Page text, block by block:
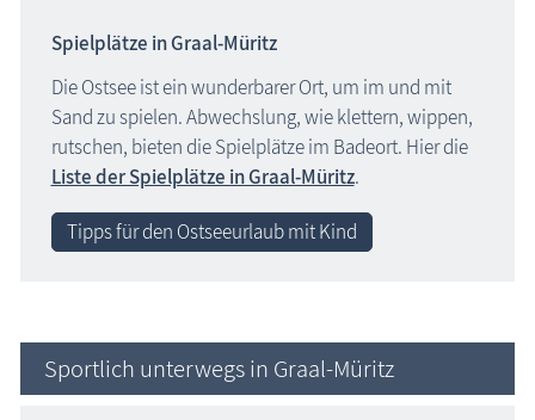
Spielplätze in Graal-Müritz
Die Ostsee ist ein wunderbarer Ort, um im und mit
Sand zu spielen. Abwechslung, wie klettern, wippen,
rutschen, bieten die Spielplätze im Badeort. Hier die
Liste der Spielplätze in Graal-Müritz.
Tipps für den Ostseeurlaub mit Kind
Sportlich unterwegs in Graal-Müritz